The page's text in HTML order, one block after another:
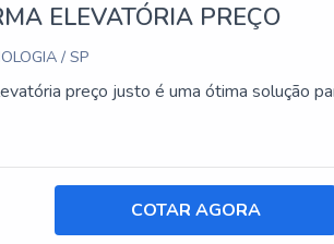
ELEVATÓRIA PREÇO
/ SP
preço justo é uma ótima solução
COTAR AGORA